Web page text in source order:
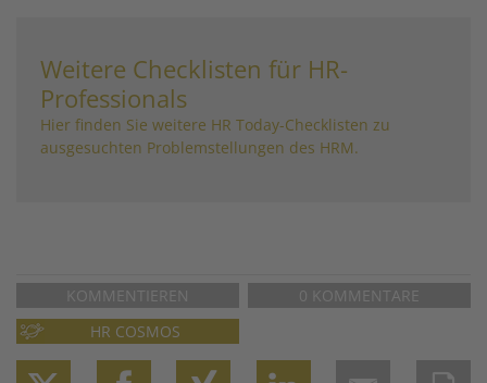
Weitere Checklisten für HR-
Professionals
Hier finden Sie weitere HR Today-Checklisten zu
ausgesuchten Problemstellungen des HRM.
KOMMENTIEREN
0 KOMMENTARE
HR COSMOS